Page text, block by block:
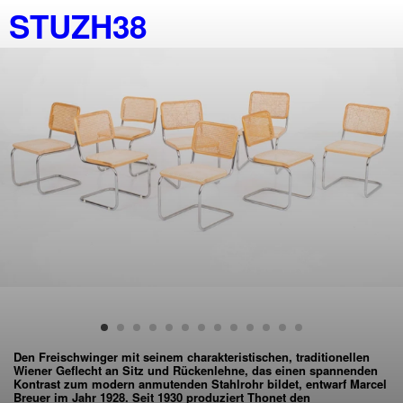
STUZH38
Den Freischwinger mit seinem charakteristischen, traditionellen
Wiener Geflecht an Sitz und Rückenlehne, das einen spannenden
Kontrast zum modern anmutenden Stahlrohr bildet, entwarf Marcel
Breuer im Jahr 1928. Seit 1930 produziert Thonet den